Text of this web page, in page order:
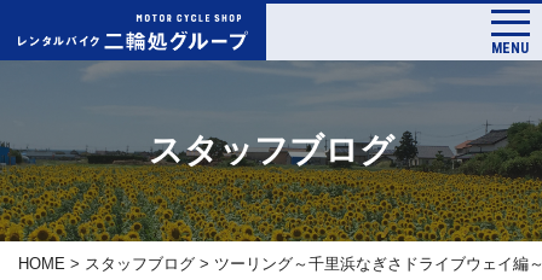
MENU
スタッフブログ
HOME > スタッフブログ > ツーリング～千里浜なぎさドライブウェイ編